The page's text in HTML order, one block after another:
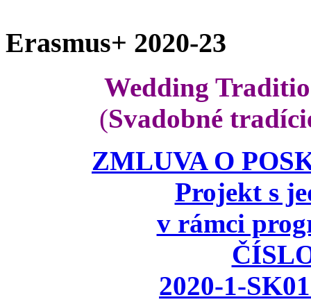
Erasmus+ 2020-23
Wedding
(Svadobné
ZMLUVA O
Projekt s
v rámci
2020-1-